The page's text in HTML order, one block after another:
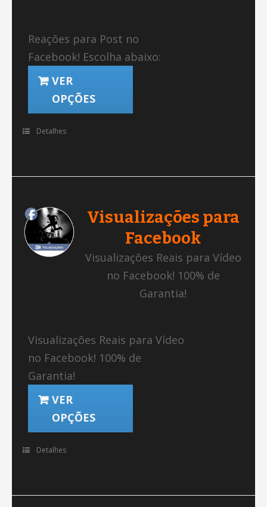
Reações para Post no
Facebook! Escolha abaixo:
VER
OPÇÕES
Detalhes
Visualizações para
Facebook
Visualizações Reais para Vídeo
no Facebook! 100% de
Garantia!
Visualizações Reais para Vídeo
no Facebook! 100% de
Garantia!
VER
OPÇÕES
Detalhes